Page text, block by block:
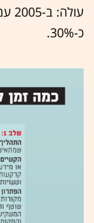
כ-30%.